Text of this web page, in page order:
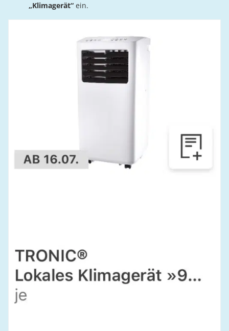
„Klimagerät“ ein.